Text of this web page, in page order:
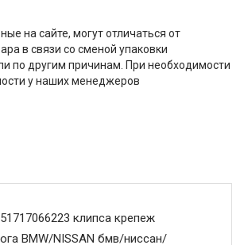
на сайте, могут отличаться от
в связи со сменой упаковки
по другим причинам. При необходимости
у наших менеджеров
клипса крепеж
BMW/NISSAN бмв/ниссан/